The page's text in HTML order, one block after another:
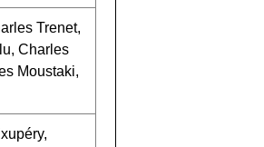
Trenet,
Charles
Moustaki,